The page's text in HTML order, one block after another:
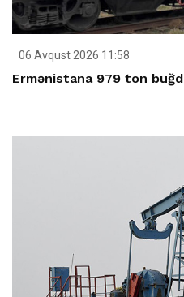
06 Avqust 2026 11:58
Ermənistana 979 ton